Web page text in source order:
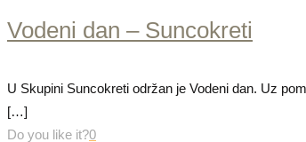
Vodeni dan – Suncokreti
U Skupini Suncokreti održan je Vodeni dan. Uz
[…]
Do you like it?0